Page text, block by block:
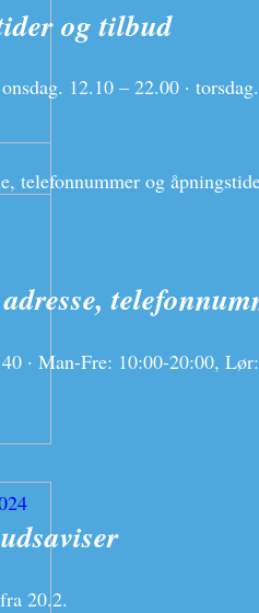
og tilbud
12.10 – 22.00 ·
og
· Man-Fre: 10:00-20:00,
20.2.